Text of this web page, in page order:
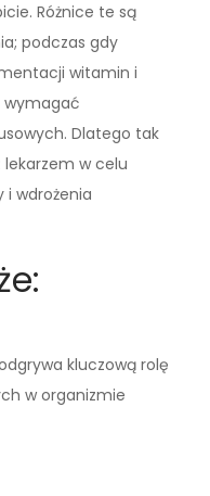
Różnice te są
podczas gdy
witamin i
wymagać
Dlatego tak
lekarzem w celu
i wdrożenia
kluczową rolę
w organizmie